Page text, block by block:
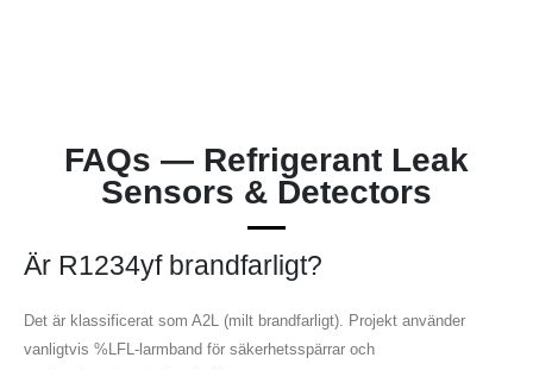
FAQs — Refrigerant Leak
Sensors & Detectors
Är R1234yf brandfarligt?
Det är klassificerat som A2L (milt brandfarligt). Projekt använder
vanligtvis %LFL-larmband för säkerhetsspärrar och